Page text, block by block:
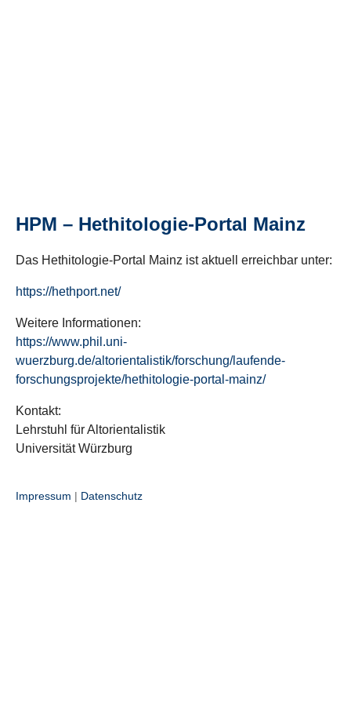
HPM – Hethitologie-Portal Mainz
Das Hethitologie-Portal Mainz ist aktuell erreichbar unter:
https://hethport.net/
Weitere Informationen:
https://www.phil.uni-
wuerzburg.de/altorientalistik/forschung/laufende-
forschungsprojekte/hethitologie-portal-mainz/
Kontakt:
Lehrstuhl für Altorientalistik
Universität Würzburg
Impressum | Datenschutz